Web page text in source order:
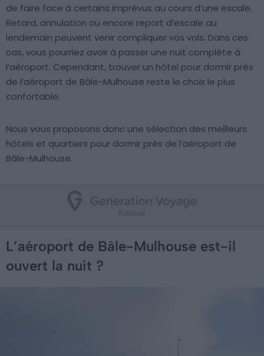
de faire face à certains imprévus au cours d’une escale.
Retard, annulation ou encore report d’escale au
lendemain peuvent venir compliquer vos vols. Dans ces
cas, vous pourriez avoir à passer une nuit complète à
l’aéroport. Cependant, trouver un hôtel pour dormir près
de l’aéroport de Bâle-Mulhouse reste le choix le plus
confortable.
Nous vous proposons donc une sélection des meilleurs
hôtels et quartiers pour dormir près de l’aéroport de
Bâle-Mulhouse.
L’aéroport de Bâle-Mulhouse est-il
ouvert la nuit ?